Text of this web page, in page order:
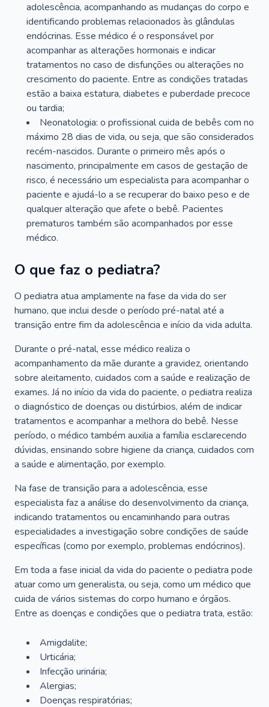
adolescência, acompanhando as mudanças do corpo e
identificando problemas relacionados às glândulas
endócrinas. Esse médico é o responsável por
acompanhar as alterações hormonais e indicar
tratamentos no caso de disfunções ou alterações no
crescimento do paciente. Entre as condições tratadas
estão a baixa estatura, diabetes e puberdade precoce
ou tardia;
Neonatologia: o profissional cuida de bebês com no
máximo 28 dias de vida, ou seja, que são considerados
recém-nascidos. Durante o primeiro mês após o
nascimento, principalmente em casos de gestação de
risco, é necessário um especialista para acompanhar o
paciente e ajudá-lo a se recuperar do baixo peso e de
qualquer alteração que afete o bebê. Pacientes
prematuros também são acompanhados por esse
médico.
O que faz o pediatra?
O pediatra atua amplamente na fase da vida do ser
humano, que inclui desde o período pré-natal até a
transição entre fim da adolescência e início da vida adulta.
Durante o pré-natal, esse médico realiza o
acompanhamento da mãe durante a gravidez, orientando
sobre aleitamento, cuidados com a saúde e realização de
exames. Já no início da vida do paciente, o pediatra realiza
o diagnóstico de doenças ou distúrbios, além de indicar
tratamentos e acompanhar a melhora do bebê. Nesse
período, o médico também auxilia a família esclarecendo
dúvidas, ensinando sobre higiene da criança, cuidados com
a saúde e alimentação, por exemplo.
Na fase de transição para a adolescência, esse
especialista faz a análise do desenvolvimento da criança,
indicando tratamentos ou encaminhando para outras
especialidades a investigação sobre condições de saúde
específicas (como por exemplo, problemas endócrinos).
Em toda a fase inicial da vida do paciente o pediatra pode
atuar como um generalista, ou seja, como um médico que
cuida de vários sistemas do corpo humano e órgãos.
Entre as doenças e condições que o pediatra trata, estão:
Amigdalite;
Urticária;
Infecção urinária;
Alergias;
Doenças respiratórias;